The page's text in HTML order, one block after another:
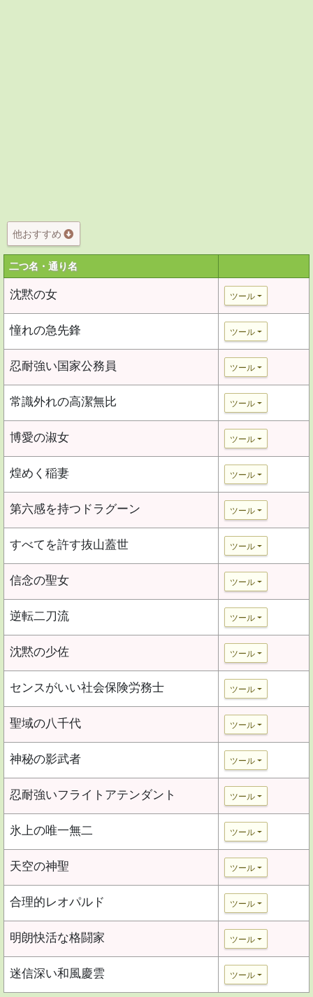
他おすすめ
二つ名・通り名
沈黙の女 ツール
憧れの急先鋒 ツール
忍耐強い国家公務員 ツール
常識外れの高潔無比 ツール
博愛の淑女 ツール
煌めく稲妻 ツール
第六感を持つドラグーン ツール
すべてを許す抜山蓋世 ツール
信念の聖女 ツール
逆転二刀流 ツール
沈黙の少佐 ツール
センスがいい社会保険労務士 ツール
聖域の八千代 ツール
神秘の影武者 ツール
忍耐強いフライトアテンダント ツール
氷上の唯一無二 ツール
天空の神聖 ツール
合理的レオパルド ツール
明朗快活な格闘家 ツール
迷信深い和風慶雲 ツール